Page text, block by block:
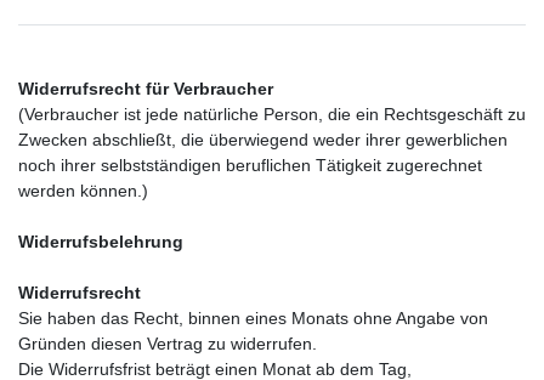
Widerrufsrecht für Verbraucher
(Verbraucher ist jede natürliche Person, die ein Rechtsgeschäft zu
Zwecken abschließt, die überwiegend weder ihrer gewerblichen
noch ihrer selbstständigen beruflichen Tätigkeit zugerechnet
werden können.)
Widerrufsbelehrung
Widerrufsrecht
Sie haben das Recht, binnen eines Monats ohne Angabe von
Gründen diesen Vertrag zu widerrufen.
Die Widerrufsfrist beträgt einen Monat ab dem Tag